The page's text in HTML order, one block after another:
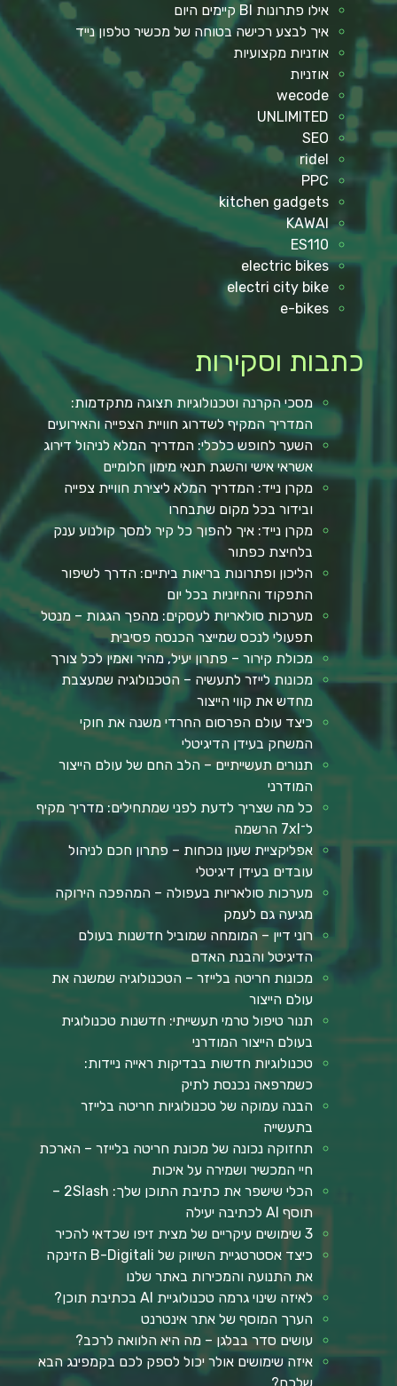
אילו פתרונות BI קיימים היום
איך לבצע רכישה בטוחה של מכשיר טלפון נייד
אוזניות מקצועיות
אוזניות
wecode
UNLIMITED
SEO
ridel
PPC
kitchen gadgets
KAWAI
ES110
electric bikes
electri city bike
e-bikes
כתבות וסקירות
מסכי הקרנה וטכנולוגיות תצוגה מתקדמות:
המדריך המקיף לשדרוג חוויית הצפייה והאירועים
השער לחופש כלכלי: המדריך המלא לניהול דירוג
אשראי אישי והשגת תנאי מימון חלומיים
מקרן נייד: המדריך המלא ליצירת חוויית צפייה
ובידור בכל מקום שתבחרו
מקרן נייד: איך להפוך כל קיר למסך קולנוע ענק
בלחיצת כפתור
הליכון ופתרונות בריאות ביתיים: הדרך לשיפור
התפקוד והחיוניות בכל יום
מערכות סולאריות לעסקים: מהפך הגגות – מנטל
תפעולי לנכס שמייצר הכנסה פסיבית
מכולת קירור – פתרון יעיל, מהיר ואמין לכל צורך
מכונות לייזר לתעשיה – הטכנולוגיה שמעצבת
מחדש את קווי הייצור
כיצד עולם הפרסום החרדי משנה את חוקי
המשחק בעידן הדיגיטלי
תנורים תעשייתיים – הלב החם של עולם הייצור
המודרני
כל מה שצריך לדעת לפני שמתחילים: מדריך מקיף
ל־7xl הרשמה
אפליקציית שעון נוכחות – פתרון חכם לניהול
עובדים בעידן דיגיטלי
מערכות סולאריות בעפולה – המהפכה הירוקה
מגיעה גם לעמק
רוני דיין – המומחה שמוביל חדשנות בעולם
הדיגיטל והבנת האדם
מכונות חריטה בלייזר – הטכנולוגיה שמשנה את
עולם הייצור
תנור טיפול טרמי תעשייתי: חדשנות טכנולוגית
בעולם הייצור המודרני
טכנולוגיות חדשות בבדיקות ראייה ניידות:
כשמרפאה נכנסת לתיק
הבנה עמוקה של טכנולוגיות חריטה בלייזר
בתעשייה
תחזוקה נכונה של מכונת חריטה בלייזר – הארכת
חיי המכשיר ושמירה על איכות
הכלי שישפר את כתיבת התוכן שלך: 2Slash –
תוסף AI לכתיבה יעילה
3 שימושים עיקריים של מצית זיפו שכדאי להכיר
כיצד אסטרטגיית השיווק של B-Digitali הזינקה
את התנועה והמכירות באתר שלנו
לאיזה שינוי גרמה טכנולוגיית AI בכתיבת תוכן?
הערך המוסף של אתר אינטרנט
עושים סדר בבלגן – מה היא הלוואה לרכב?
איזה שימושים אולר יכול לספק לכם בקמפינג הבא